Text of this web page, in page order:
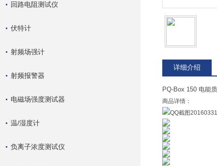
回路电阻测试仪
伏特计
射频场强计
射频报警器
电磁场强度测试器
温/湿度计
负离子浓度测试仪
详细介绍
PQ-Box 150 电能
商品详情：